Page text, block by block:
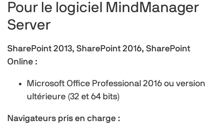
Pour le logiciel MindManager
Server
SharePoint 2013, SharePoint 2016, SharePoint
Online :
Microsoft Office Professional 2016 ou version
ultérieure (32 et 64 bits)
Navigateurs pris en charge :